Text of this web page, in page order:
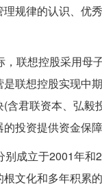
规律的认识、优
想控股采用母子
联想控股实现中
含君联资本、弘毅
投资提供资金保
立于2001年和
文化和多年积累